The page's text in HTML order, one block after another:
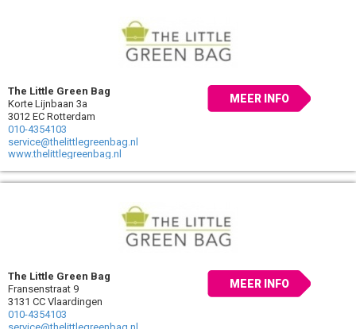
The Little Green Bag
Korte Lijnbaan 3a
3012 EC Rotterdam
010-4354103
service@thelittlegreenbag.nl
www.thelittlegreenbag.nl
MEER INFO
The Little Green Bag
Fransenstraat 9
3131 CC Vlaardingen
010-4354103
MEER INFO